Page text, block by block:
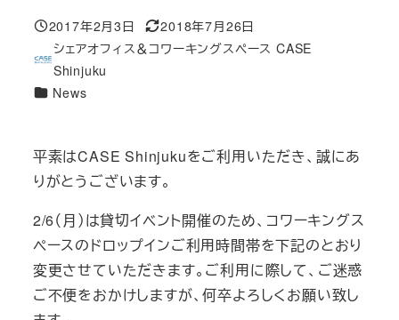
投稿日
2017年2月3日
更
新
2018年7月26日
著
者
シェアオフィス＆コワーキングスペース CASE
Shinjuku
カ
リ
ー
News
平素はCASE Shinjukuをご利用いただき、誠にあ
りがとうございます。
2/6（月）は貸切イベント開催のため、コワーキングス
ペースのドロップインご利用時間帯を下記のとおり
変更させていただきます。ご利用に際して、ご迷惑
ご不便をおかけしますが、何卒よろしくお願い致し